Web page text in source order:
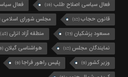
فعال سیاسی اصلاح طلب (16) فعال
قانون حجاب(12) مجلس شورای اسلامی
مسعود پزشکیان (23) منطقه آزاد انزلی (48)
نمایندگان مجلس (12) هواشناسی گیلان (19)
وزیر کشور(9) پلیس راهور فراجا (9)